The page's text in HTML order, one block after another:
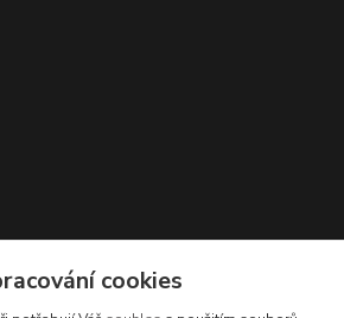
cookies